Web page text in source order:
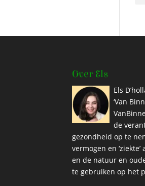
Over Els
Els
‘Van
de
gezondheid op te
vermogen en
en de natuur en
te gebruiken op het